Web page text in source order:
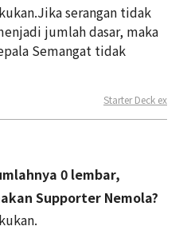
serangan tidak
jumlah dasar, maka
Semangat tidak
Starter Deck ex
0 lembar,
Supporter Nemola?